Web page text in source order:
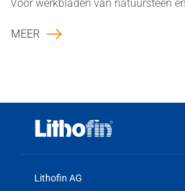
Voor werkbladen van natuursteen
MEER
Lithofin AG